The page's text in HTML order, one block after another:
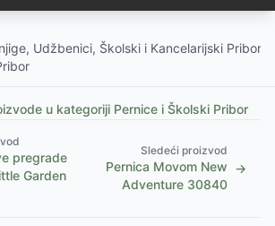
Udžbenici, Školski i Kancelarijski Pribor
u kategoriji Pernice i Školski Pribor
pregrade
Garden
Sledeći proizvod
Pernica Movom New
Adventure 30840
→